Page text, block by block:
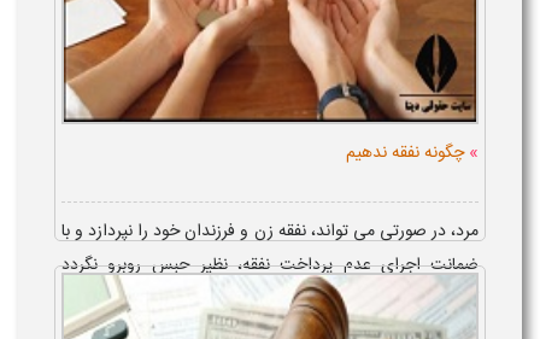
»چگونه نفقه ندهیم
مرد، در صورتی می تواند، نفقه زن و فرزندان خود را نپردازد و با
ضمانت اجرای عدم پرداخت نفقه، نظیر حبس روبرو نگردد
که شرایط عدم پرداخت نفقه زن و فرزند، وجود داشته
باشد. شرای...